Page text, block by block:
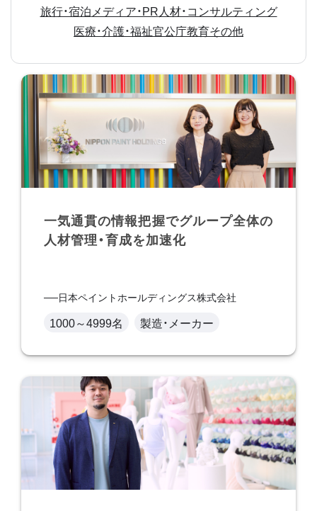
旅行・宿泊 メディア・PR人材・コンサルティング
医療・介護・福祉官公庁教育その他
一気通貫の情報把握でグループ全体の
人材管理・育成を加速化
日本ペイントホールディングス株式会社
1000～4999名 製造・メーカー